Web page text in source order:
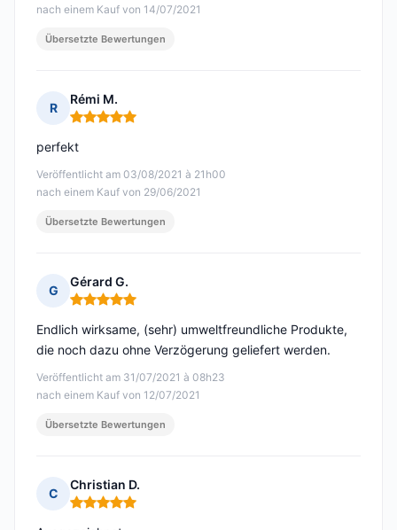
nach einem Kauf von 14/07/2021
Übersetzte Bewertungen
R
Rémi M.
Hinweis: 5 von 5
Veröffentlicht am 03/08/2021 à 21h00
nach einem Kauf von 29/06/2021
perfekt
Übersetzte Bewertungen
G
Gérard G.
Hinweis: 5 von 5
Veröffentlicht am 31/07/2021 à 08h23
nach einem Kauf von 12/07/2021
Endlich wirksame, (sehr) umweltfreundliche Produkte,
die noch dazu ohne Verzögerung geliefert werden.
Übersetzte Bewertungen
C
Christian D.
Hinweis: 5 von 5